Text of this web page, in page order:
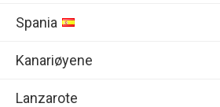
Spania
Kanariøyene
Lanzarote